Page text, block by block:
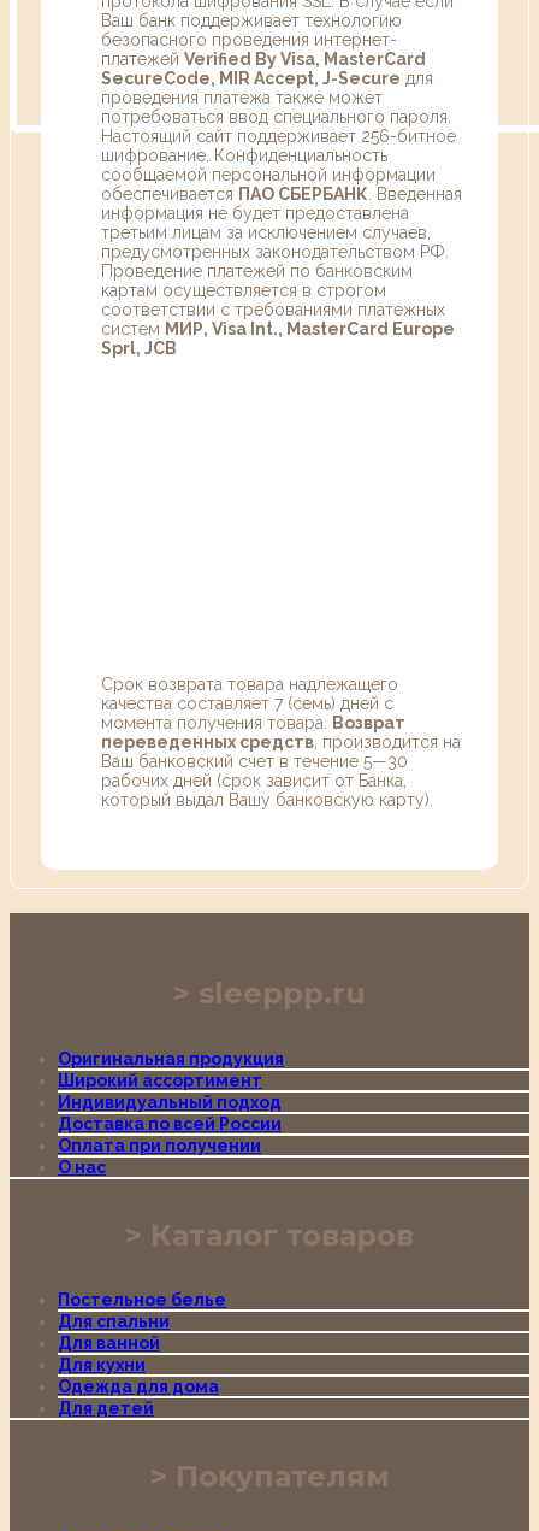
Ваш банк поддерживает технологию
безопасного проведения интернет-
платежей Verified By Visa, MasterCard
SecureCode, MIR Accept, J-Secure для
проведения платежа также может
потребоваться ввод специального пароля.
Настоящий сайт поддерживает 256-битное
шифрование. Конфиденциальность
сообщаемой персональной информации
обеспечивается ПАО СБЕРБАНК . Введенная
информация не будет предоставлена
третьим лицам за исключением случаев,
предусмотренных законодательством РФ.
Проведение платежей по банковским
картам осуществляется в строгом
соответствии с требованиями платежных
систем МИР, Visa Int., MasterCard Europe
Sprl, JCB
Срок возврата товара надлежащего
качества составляет 7 (семь) дней с
момента получения товара.
Возврат
переведенных средств , производится на
Ваш банковский счет в течение 5—30
рабочих дней (срок зависит от Банка,
который выдал Вашу банковскую карту).
sleeppp.ru
Оригинальная продукция
Широкий ассортимент
Индивидуальный подход
Доставка по всей России
Оплата при получении
О нас
Каталог товаров
Постельное белье
Для спальни
Для ванной
Для кухни
Одежда для дома
Для детей
Покупателям